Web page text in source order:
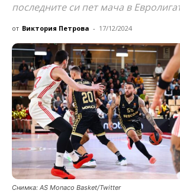
последните си пет мача в
от Виктория Петрова - 17/12/2024
Снимка: AS Monaco Basket/Twitter